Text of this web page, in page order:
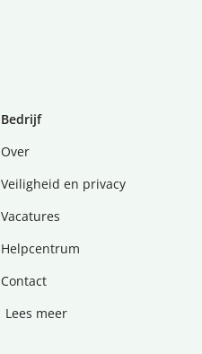
Bedrijf
Over
Veiligheid en privacy
Vacatures
Helpcentrum
Contact
Lees meer